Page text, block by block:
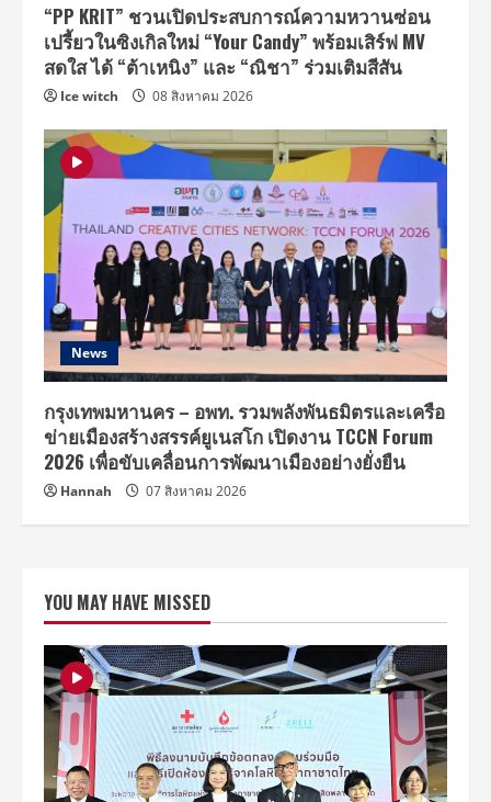
“PP KRIT” ชวนเปิดประสบการณ์ความหวานซ่อน
เปรี้ยวในซิงเกิลใหม่ “Your Candy” พร้อมเสิร์ฟ MV
สดใส ได้ “ต้าเหนิง” และ “ณิชา” ร่วมเติมสีสัน
Ice witch 08 สิงหาคม 2026
News
กรุงเทพมหานคร – อพท. รวมพลังพันธมิตรและเครือ
ข่ายเมืองสร้างสรรค์ยูเนสโก เปิดงาน TCCN Forum
2026 เพื่อขับเคลื่อนการพัฒนาเมืองอย่างยั่งยืน
Hannah 07 สิงหาคม 2026
YOU MAY HAVE MISSED